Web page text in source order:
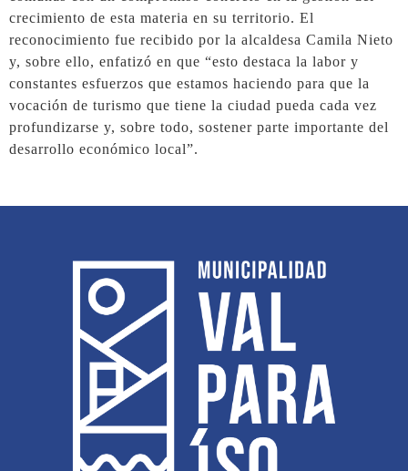
crecimiento de esta materia en su territorio. El
reconocimiento fue recibido por la alcaldesa Camila Nieto
y, sobre ello, enfatizó en que “esto destaca la labor y
constantes esfuerzos que estamos haciendo para que la
vocación de turismo que tiene la ciudad pueda cada vez
profundizarse y, sobre todo, sostener parte importante del
desarrollo económico local”.